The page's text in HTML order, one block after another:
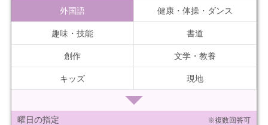
外国語 健康・体操・ダンス
趣味・技能 書道
創作 文学・教養
キッズ 現地
曜日の指定 ※複数回答可